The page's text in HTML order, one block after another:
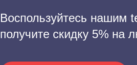
Воспользуйтесь нашим
получите скидку 5% на